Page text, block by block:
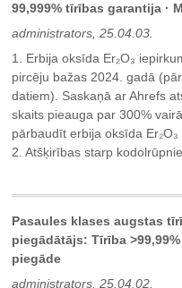
99,999% tīrības garantija ·
administrators, 25.04.03.
1. Erbija oksīda Er₂O₃
pircēju bažas 2024. gadā
datiem). Saskaņā ar Ahrefs
skaits pieauga par 300%
pārbaudīt erbija oksīda
2. Atšķirības starp
Pasaules klases augstas
piegādātājs: Tīrība
piegāde
administrators, 25.04.02.